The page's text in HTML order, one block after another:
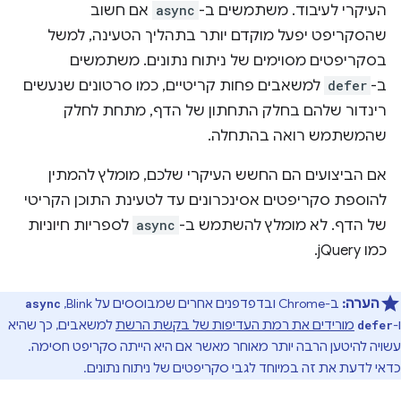
העיקרי לעיבוד. משתמשים ב- async אם חשוב
שהסקריפט יפעל מוקדם יותר בתהליך הטעינה, למשל
בסקריפטים מסוימים של ניתוח נתונים. משתמשים
ב- defer למשאבים פחות קריטיים, כמו סרטונים שנעשים
רינדור שלהם בחלק התחתון של הדף, מתחת לחלק
שהמשתמש רואה בהתחלה.
אם הביצועים הם החשש העיקרי שלכם, מומלץ להמתין
להוספת סקריפטים אסינכרונים עד לטעינת התוכן הקריטי
של הדף. לא מומלץ להשתמש ב- async לספריות חיוניות
כמו jQuery.
הערה: ב-Chrome ובדפדפנים אחרים שמבוססים על Blink, async
ו-defer מורידים את רמת העדיפות של בקשת הרשתלמשאבים, כך שהיא
עשויה להיטען הרבה יותר מאוחר מאשר אם היא הייתה סקריפט חסימה.
כדאי לדעת את זה במיוחד לגבי סקריפטים של ניתוח נתונים.